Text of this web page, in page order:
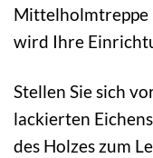
Mittelholmtreppe
wird Ihre
Stellen Sie sich
lackierten
des Holzes zum